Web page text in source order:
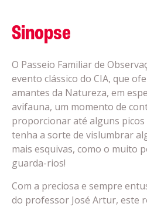
Sinopse
O Passeio Familiar de
evento clássico do CIA, que
amantes da Natureza, em
avifauna, um momento de
proporcionar até alguns picos
tenha a sorte de vislumbrar
mais esquivas, como o muito
guarda-rios!
Com a preciosa e sempre
do professor José Artur, este